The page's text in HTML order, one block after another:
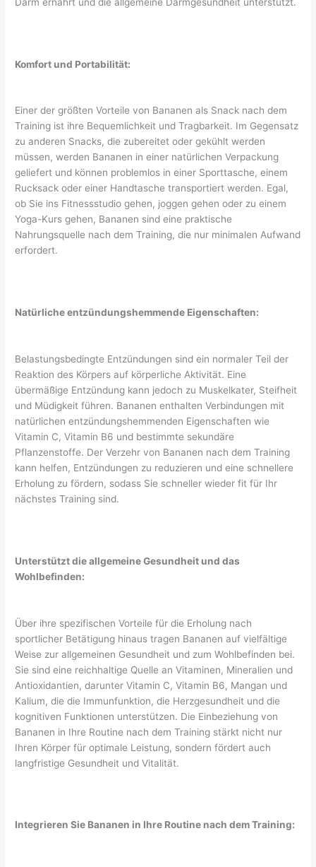
Komfort und Portabilität:
Einer der größten Vorteile von Bananen als Snack nach dem
Training ist ihre Bequemlichkeit und Tragbarkeit. Im Gegensatz
zu anderen Snacks, die zubereitet oder gekühlt werden
müssen, werden Bananen in einer natürlichen Verpackung
geliefert und können problemlos in einer Sporttasche, einem
Rucksack oder einer Handtasche transportiert werden. Egal,
ob Sie ins Fitnessstudio gehen, joggen gehen oder zu einem
Yoga-Kurs gehen, Bananen sind eine praktische
Nahrungsquelle nach dem Training, die nur minimalen Aufwand
erfordert.
Natürliche entzündungshemmende Eigenschaften:
Belastungsbedingte Entzündungen sind ein normaler Teil der
Reaktion des Körpers auf körperliche Aktivität. Eine
übermäßige Entzündung kann jedoch zu Muskelkater, Steifheit
und Müdigkeit führen. Bananen enthalten Verbindungen mit
natürlichen entzündungshemmenden Eigenschaften wie
Vitamin C, Vitamin B6 und bestimmte sekundäre
Pflanzenstoffe. Der Verzehr von Bananen nach dem Training
kann helfen, Entzündungen zu reduzieren und eine schnellere
Erholung zu fördern, sodass Sie schneller wieder fit für Ihr
nächstes Training sind.
Unterstützt die allgemeine Gesundheit und das
Wohlbefinden:
Über ihre spezifischen Vorteile für die Erholung nach
sportlicher Betätigung hinaus tragen Bananen auf vielfältige
Weise zur allgemeinen Gesundheit und zum Wohlbefinden bei.
Sie sind eine reichhaltige Quelle an Vitaminen, Mineralien und
Antioxidantien, darunter Vitamin C, Vitamin B6, Mangan und
Kalium, die die Immunfunktion, die Herzgesundheit und die
kognitiven Funktionen unterstützen. Die Einbeziehung von
Bananen in Ihre Routine nach dem Training stärkt nicht nur
Ihren Körper für optimale Leistung, sondern fördert auch
langfristige Gesundheit und Vitalität.
Integrieren Sie Bananen in Ihre Routine nach dem Training: